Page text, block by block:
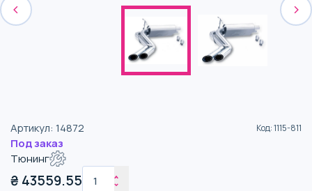
Артикул: 14872 Код:1115-811
Под заказ
Тюнинг
₴ 43559.55